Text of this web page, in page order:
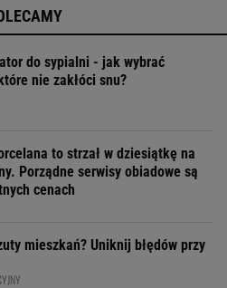
do sypialni - jak wybrać
nie zakłóci snu?
to strzał w dziesiątkę na
Porządne serwisy obiadowe są
cenach
mieszkań? Uniknij błędów przy